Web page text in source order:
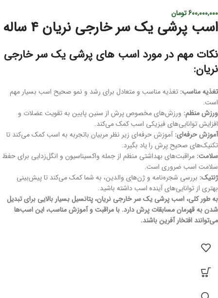
600,000,000تومان
اسب پرشی یک سر خارجی نریان 4 ساله
نکات مهم در مورد اسب های پرشی یک سر خارجی
نریان:
تغذیه مناسب: تغذیه مناسب و متعادل برای رشد و نمو صحیح اسب بسیار مهم
است.
ورزش منظم: ورزش‌های مخصوص پرش از سنین پایین به تقویت عضلات و
افزایش توانایی‌های فیزیکی اسب کمک می‌کند.
آموزش حرفه‌ای:آموزش حرفه‌ای زیر نظر مربیان باتجربه به اسب کمک می‌کند تا
تکنیک‌های صحیح پرش را یاد بگیرد.
سلامت: مراقبت‌های بهداشتی منظم از جمله واکسیناسیون و انگل‌زدایی برای حفظ
سلامت اسب ضروری است.
ژنتیک: بررسی شجره‌نامه و ژن‌های والدین، به شما کمک می‌کند تا پیش‌بینی
بهتری از توانایی‌های آینده اسب داشته باشید.
به طور کلی، اسب پرشی یک سر خارجی نریان، پتانسیل بسیار بالایی برای تبدیل
شدن به قهرمان مسابقات پرش دارد. با مراقبت و آموزش مناسب، این اسب‌ها
می‌توانند افتخار آفرین باشند.